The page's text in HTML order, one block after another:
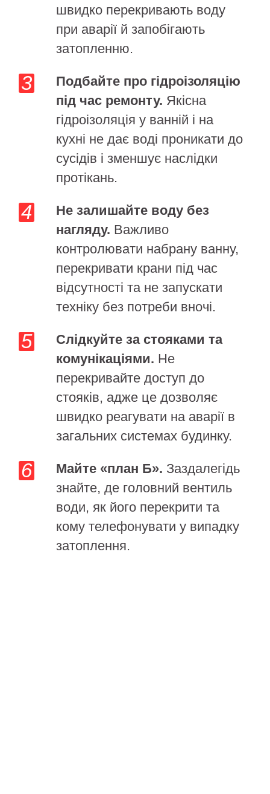
швидко перекривають воду
при аварії й запобігають
затопленню.
Подбайте про гідроізоляцію
під час ремонту. Якісна
гідроізоляція у ванній і на
кухні не дає воді проникати до
сусідів і зменшує наслідки
протікань.
Не залишайте воду без
нагляду. Важливо
контролювати набрану ванну,
перекривати крани під час
відсутності та не запускати
техніку без потреби вночі.
Слідкуйте за стояками та
комунікаціями. Не
перекривайте доступ до
стояків, адже це дозволяє
швидко реагувати на аварії в
загальних системах будинку.
Майте «план Б». Заздалегідь
знайте, де головний вентиль
води, як його перекрити та
кому телефонувати у випадку
затоплення.